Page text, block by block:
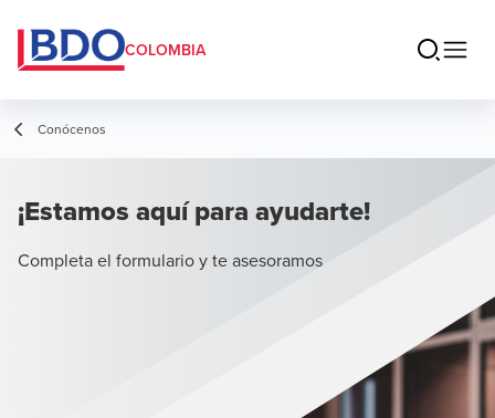
COLOMBIA
Conócenos
¡Estamos aquí para ayudarte!
Completa el formulario y te asesoramos